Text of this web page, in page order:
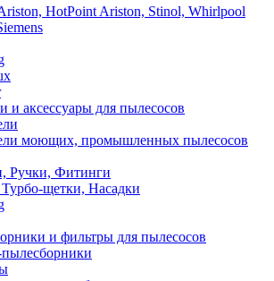
HotPoint Ariston, Stinol, Whirlpool
и аксессуары для пылесосов
моющих, промышленных пылесосов
Ручки, Фитинги
щетки, Насадки
и фильтры для пылесосов